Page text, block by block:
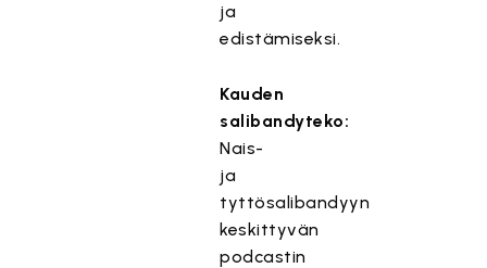
ja
edistämiseksi.
Kauden
salibandyteko:
Nais-
ja
tyttösalibandyyn
keskittyvän
podcastin